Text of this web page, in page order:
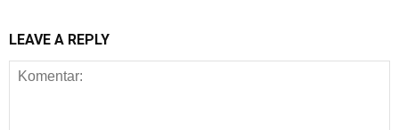
LEAVE A REPLY